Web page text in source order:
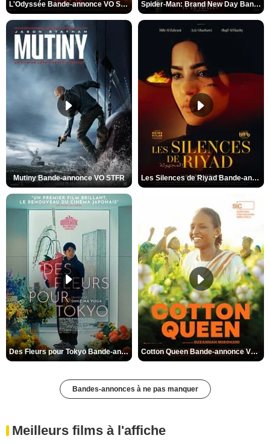
L'Odyssée Bande-annonce VO STFR Spider-Man: Brand New Day Bande-annonce VO STFR
Mutiny Bande-annonce VO STFR Les Silences de Riyad Bande-annonce VO STFR
Des Fleurs pour Tokyo Bande-annonce VO STFR Cotton Queen Bande-annonce VO STFR
Bandes-annonces à ne pas manquer
Meilleurs films à l'affiche